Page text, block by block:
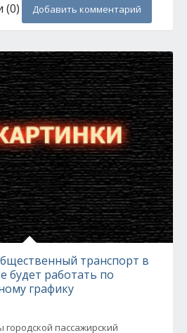
(0) Добавить комментарий
транспорт в
будет работать по
графику
пассажирский